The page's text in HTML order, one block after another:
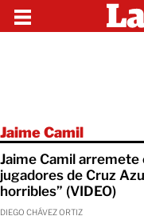
Jaime Camil
Jaime Camil
jugadores de Cruz
horribles” (VIDEO)
DIEGO CHÁVEZ ORTIZ